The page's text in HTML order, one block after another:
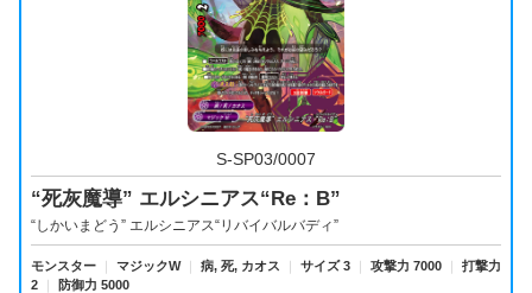
S-SP03/0007
“死灰魔導” エルシニアス“Re：B”
“しかいまどう” エルシニアス“リバイバルバディ”
モンスター ｜ マジックW ｜ 病, 死, カオス ｜ サイズ 3 ｜ 攻撃力 7000 ｜
打撃力
2
｜ 防御力 5000